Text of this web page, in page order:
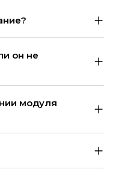
он не
модуля